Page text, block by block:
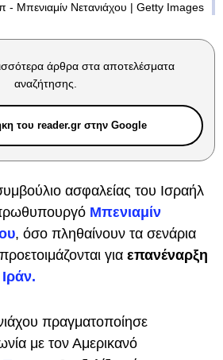
- Μπενιαμίν Νετανιάχου | Getty Images
άρθρα στα αποτελέσματα
αναζήτησης.
του reader.gr στην Google
ασφαλείας του Ισραήλ
Μπενιαμίν
, όσο πληθαίνουν τα σενάρια
για επανέναρξη
πραγματοποίησε
με τον Αμερικανό